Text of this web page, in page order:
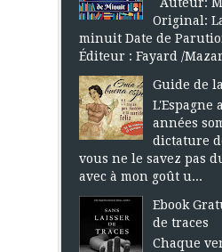
Original:
minuit Date de
Éditeur : Fayard /
Guide de
L'Espagne
années
dictature
vous ne le savez pas
avec à mon goût u...
Ebook
de traces
Chaque